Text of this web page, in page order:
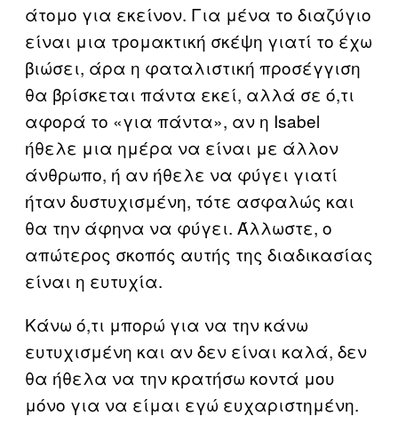
άτομο για εκείνον. Για μένα το διαζύγιο
είναι μια τρομακτική σκέψη γιατί το έχω
βιώσει, άρα η φαταλιστική προσέγγιση
θα βρίσκεται πάντα εκεί, αλλά σε ό,τι
αφορά το «για πάντα», αν η Isabel
ήθελε μια ημέρα να είναι με άλλον
άνθρωπο, ή αν ήθελε να φύγει γιατί
ήταν δυστυχισμένη, τότε ασφαλώς και
θα την άφηνα να φύγει. Άλλωστε, ο
απώτερος σκοπός αυτής της διαδικασίας
είναι η ευτυχία.
Κάνω ό,τι μπορώ για να την κάνω
ευτυχισμένη και αν δεν είναι καλά, δεν
θα ήθελα να την κρατήσω κοντά μου
μόνο για να είμαι εγώ ευχαριστημένη.